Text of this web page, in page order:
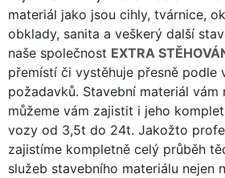
materiál jako jsou cihly, tvárnice,
obklady, sanita a veškerý další
naše společnost EXTRA
přemístí či vystěhuje přesně podle
požadavků. Stavební materiál vám
můžeme vám zajistit i jeho
vozy od 3,5t do 24t. Jakožto
zajistíme kompletně celý průběh
služeb stavebního materiálu nejen